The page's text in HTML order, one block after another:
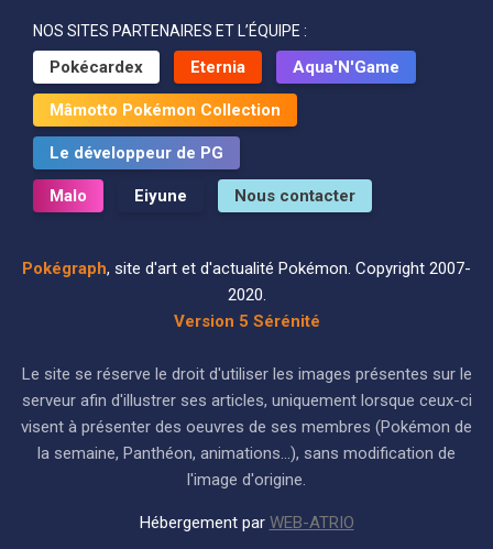
NOS SITES PARTENAIRES ET L’ÉQUIPE :
Pokécardex Eternia Aqua'N'Game
Mâmotto Pokémon Collection
Le développeur de PG
Malo Eiyune Nous contacter
Pokégraph, site d'art et d'actualité Pokémon. Copyright 2007-
2020.
Version 5 Sérénité
Le site se réserve le droit d'utiliser les images présentes sur le
serveur afin d'illustrer ses articles, uniquement lorsque ceux-ci
visent à présenter des oeuvres de ses membres (Pokémon de
la semaine, Panthéon, animations...), sans modification de
l'image d'origine.
Hébergement par WEB-ATRIO